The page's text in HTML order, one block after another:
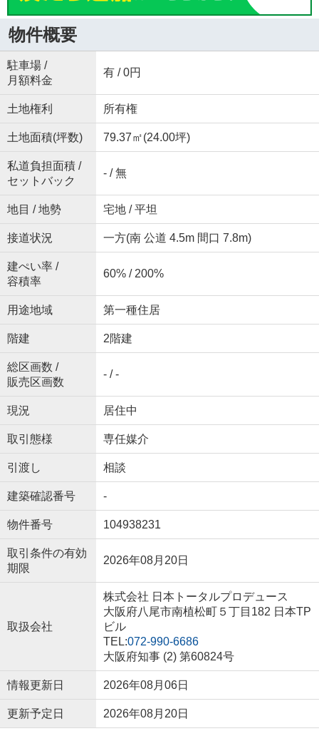
物件概要
駐車場 /
月額料金
有 / 0円
土地権利 所有権
土地面積(坪数) 79.37㎡(24.00坪)
私道負担面積 /
セットバック
- / 無
地目 / 地勢 宅地 / 平坦
接道状況 一方(南 公道 4.5m 間口 7.8m)
建ぺい率 /
容積率
60% / 200%
用途地域 第一種住居
階建 2階建
総区画数 /
販売区画数
- / -
現況 居住中
取引態様 専任媒介
引渡し 相談
建築確認番号 -
物件番号 104938231
取引条件の有効
期限
2026年08月20日
取扱会社
株式会社 日本トータルプロデュース
大阪府八尾市南植松町５丁目182 日本TP
ビル
TEL:072-990-6686
大阪府知事 (2) 第60824号
情報更新日 2026年08月06日
更新予定日 2026年08月20日